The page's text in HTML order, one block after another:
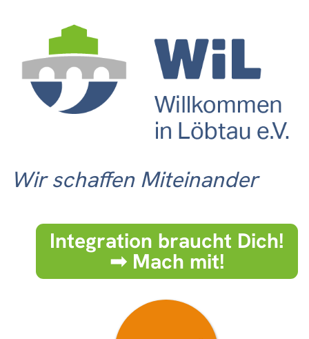
Wir schaffen Miteinander
Integration braucht Dich!
➟ Mach mit!